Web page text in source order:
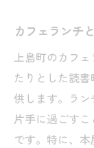
カフェランチ
上島町のカフ
たりとした読
供します。ラ
片手に過ごす
です。特に、